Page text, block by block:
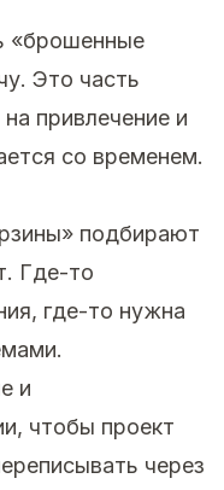
«брошенные
Это часть
привлечение и
со временем.
подбирают
Где-то
где-то нужна
и
чтобы проект
через